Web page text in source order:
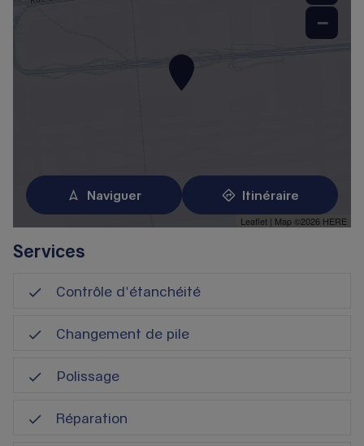
−
Leaflet | Map ©2026 HERE
Naviguer Itinéraire
Services
Contrôle d'étanchéité
Changement de pile
Polissage
Réparation